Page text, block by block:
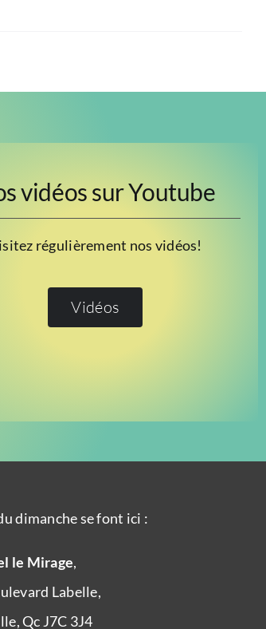
vidéos sur Youtube
régulièrement nos vidéos!
Vidéos
dimanche se font ici :
le Mirage,
Labelle,
Qc J7C 3J4